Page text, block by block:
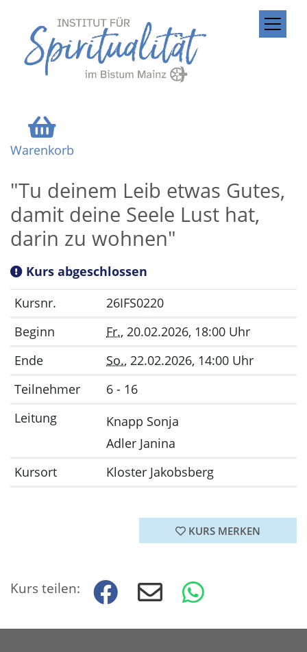
Warenkorb
"Tu deinem Leib etwas Gutes,
damit deine Seele Lust hat,
darin zu wohnen"
Kurs abgeschlossen
Kursnr.
26IFS0220
Beginn
Fr., 20.02.2026, 18:00 Uhr
Ende
So., 22.02.2026, 14:00 Uhr
Teilnehmer
6 - 16
Leitung
Knapp Sonja
Adler Janina
Kursort
Kloster Jakobsberg
KURS MERKEN
Kurs teilen: